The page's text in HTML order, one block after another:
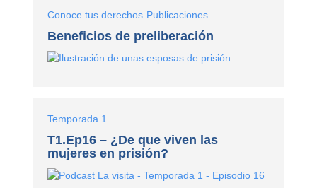
Conoce tus derechos Publicaciones
Beneficios de preliberación
Temporada 1
T1.Ep16 – ¿De que viven las
mujeres en prisión?